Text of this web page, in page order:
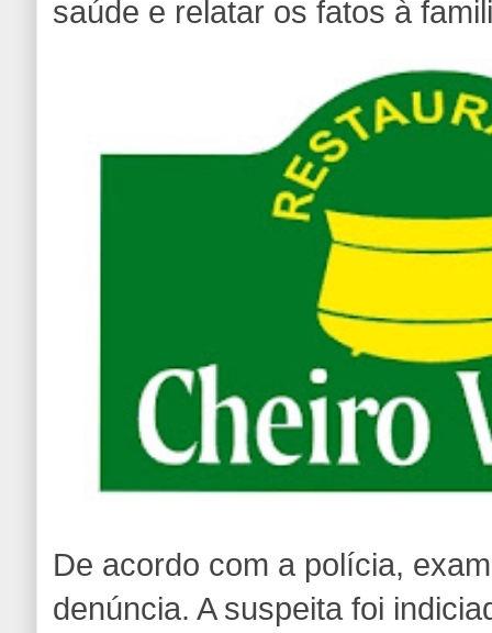
saúde e relatar os fatos à
De acordo com a polícia,
denúncia. A suspeita foi